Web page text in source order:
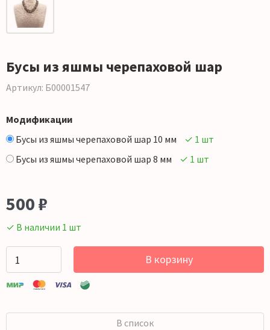
Бусы из яшмы черепаховой шар
Артикул: Б00001547
Модификации
Бусы из яшмы черепаховой шар 10 мм
✓ 1 шт
Бусы из яшмы черепаховой шар 8 мм
✓ 1 шт
500₽
✓ В наличии 1 шт
В корзину
В список